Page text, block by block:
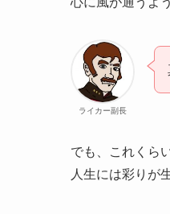
ライカー副長
でも、これくら
人生には彩りが